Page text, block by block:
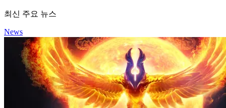
최신 주요 뉴스
News